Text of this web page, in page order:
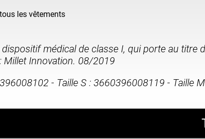
les vêtements
médical de classe I, qui porte au titre
Millet Innovation. 08/2019
- Taille S : 3660396008119 -